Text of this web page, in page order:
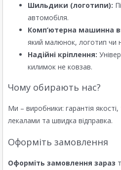
Шильдики (логотипи):
автомобіля.
Комп’ютерна машинна
який малюнок, логотип чи
Надійні кріплення:
килимок не ковзав.
Чому обирають нас?
Ми – виробники: гарантія
лекалами та швидка відправка.
Оформіть замовлення
Оформіть замовлення зараз